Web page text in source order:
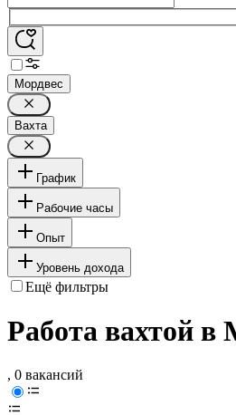
Мордвес
Вахта
График
Рабочие часы
Опыт
Уровень дохода
Ещё фильтры
Работа вахтой в
, 0 вакансий